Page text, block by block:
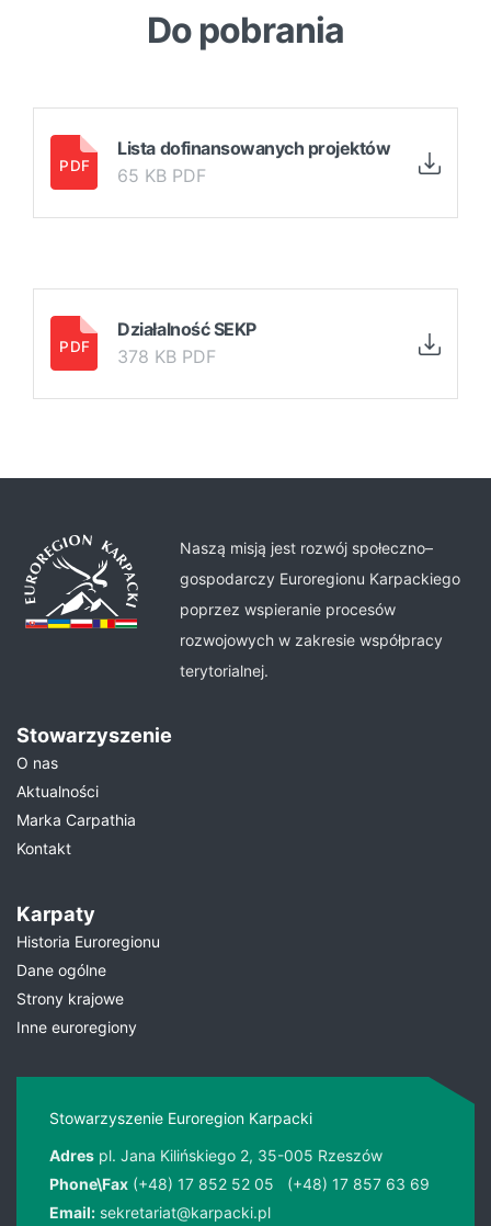
Do pobrania
Lista dofinansowanych projektów
65 KB PDF
Działalność SEKP
378 KB PDF
Naszą misją jest rozwój społeczno–
gospodarczy Euroregionu Karpackiego
poprzez wspieranie procesów
rozwojowych w zakresie współpracy
terytorialnej.
Stowarzyszenie
O nas
Aktualności
Marka Carpathia
Kontakt
Karpaty
Historia Euroregionu
Dane ogólne
Strony krajowe
Inne euroregiony
Stowarzyszenie Euroregion Karpacki
Adres pl. Jana Kilińskiego 2, 35-005 Rzeszów
Phone\Fax (+48) 17 852 52 05
(+48) 17 857 63 69
Email: sekretariat@karpacki.pl